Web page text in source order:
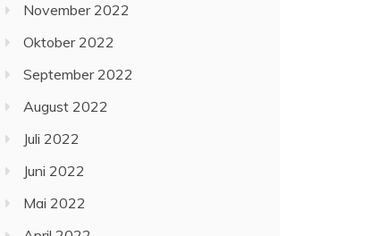
November 2022
Oktober 2022
September 2022
August 2022
Juli 2022
Juni 2022
Mai 2022